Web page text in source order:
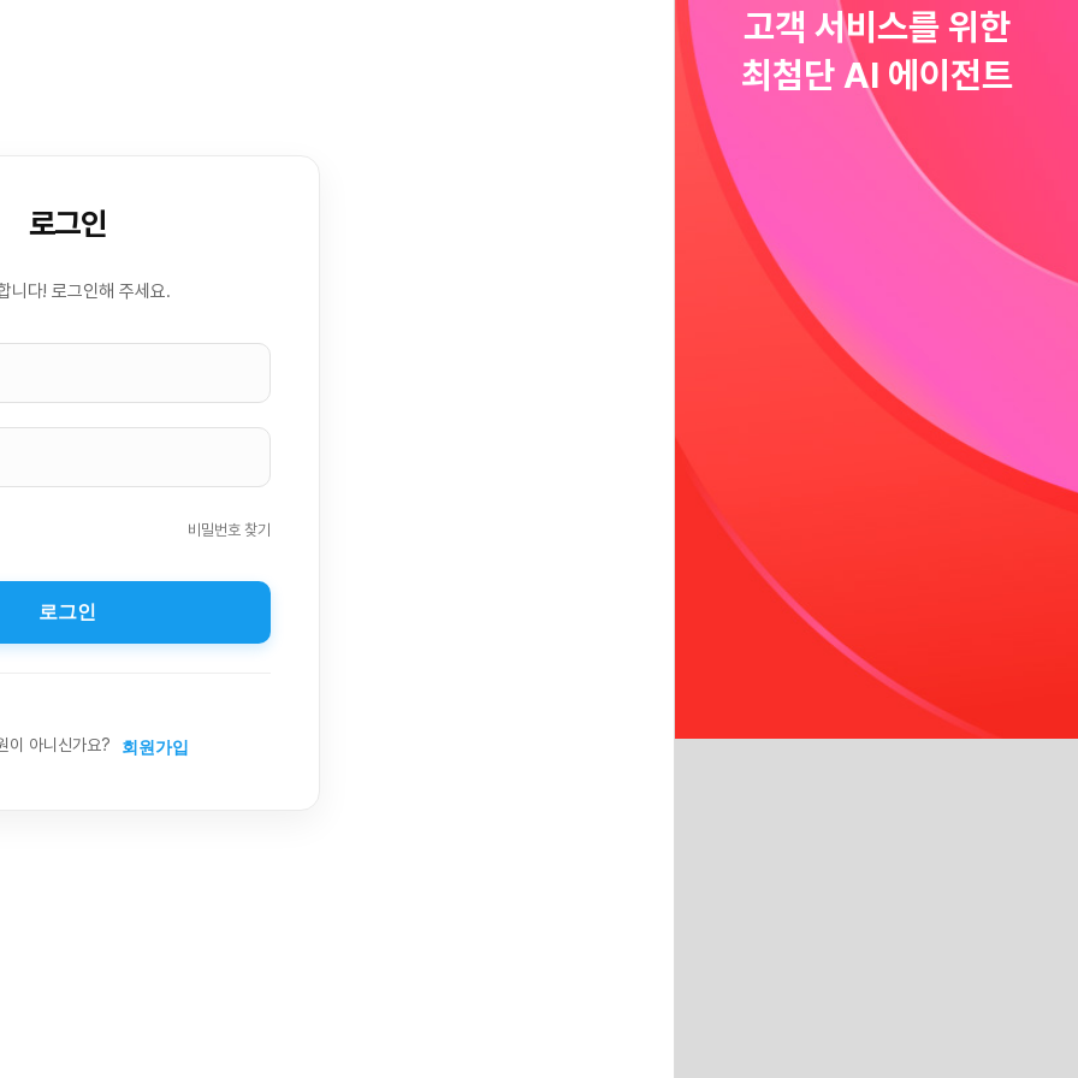
로그인
니다! 로그인해 주세요.
비밀번호 찾기
로그인
이 아니신가요? 회원가입
고객 서비스를 위한
최첨단 AI 에이전트